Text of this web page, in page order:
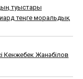
туыстары
теңге моральдық
Кенжебек Жанәбілов